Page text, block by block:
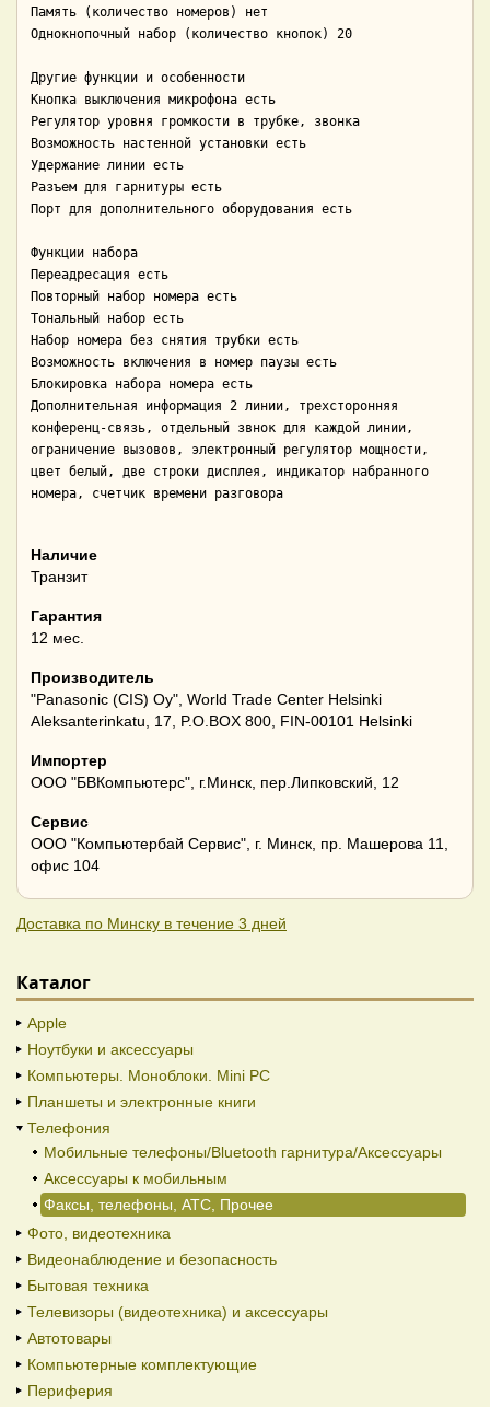
Память (количество номеров) нет
Однокнопочный набор (количество кнопок) 20
Другие функции и особенности
Кнопка выключения микрофона есть
Регулятор уровня громкости в трубке, звонка
Возможность настенной установки есть
Удержание линии есть
Разъем для гарнитуры есть
Порт для дополнительного оборудования есть
Функции набора
Переадресация есть
Повторный набор номера есть
Тональный набор есть
Набор номера без снятия трубки есть
Возможность включения в номер паузы есть
Блокировка набора номера есть
Дополнительная информация 2 линии, трехсторонняя
конференц-связь, отдельный звнок для каждой линии,
ограничение вызовов, электронный регулятор мощности,
цвет белый, две строки дисплея, индикатор набранного
номера, счетчик времени разговора
Наличие
Транзит
Гарантия
12 мес.
Производитель
"Panasonic (CIS) Oy", World Trade Center Helsinki
Aleksanterinkatu, 17, P.O.BOX 800, FIN-00101 Helsinki
Импортер
ООО "БВКомпьютерс", г.Минск, пер.Липковский, 12
Сервис
ООО "Компьютербай Сервис", г. Минск, пр. Машерова 11,
офис 104
Доставка по Минску в течение 3 дней
Каталог
Apple
Ноутбуки и аксессуары
Компьютеры. Моноблоки. Mini PC
Планшеты и электронные книги
Телефония
Мобильные телефоны/Bluetooth гарнитура/Аксессуары
Аксессуары к мобильным
Факсы, телефоны, АТС, Прочее
Фото, видеотехника
Видеонаблюдение и безопасность
Бытовая техника
Телевизоры (видеотехника) и аксессуары
Автотовары
Компьютерные комплектующие
Периферия